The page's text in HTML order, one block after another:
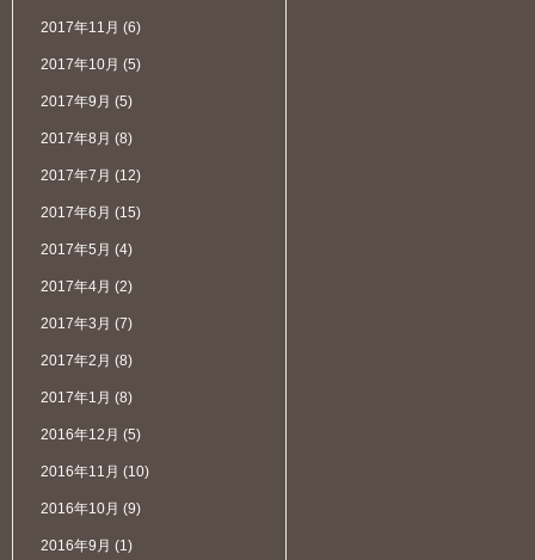
2017年11月 (6)
2017年10月 (5)
2017年9月 (5)
2017年8月 (8)
2017年7月 (12)
2017年6月 (15)
2017年5月 (4)
2017年4月 (2)
2017年3月 (7)
2017年2月 (8)
2017年1月 (8)
2016年12月 (5)
2016年11月 (10)
2016年10月 (9)
2016年9月 (1)